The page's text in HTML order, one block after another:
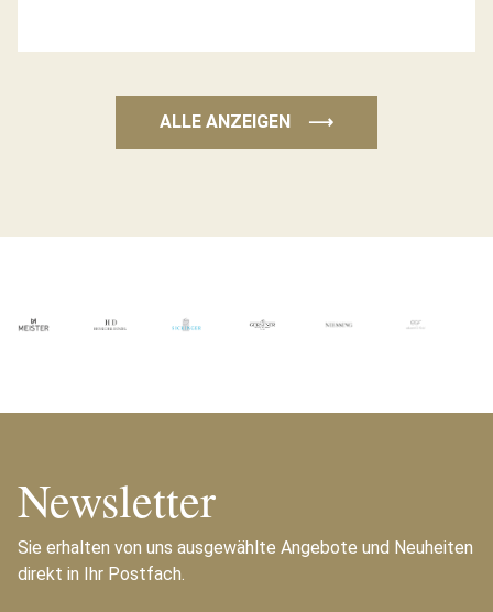
ALLE ANZEIGEN ⟶
Newsletter
Sie erhalten von uns ausgewählte Angebote und Neuheiten
direkt in Ihr Postfach.